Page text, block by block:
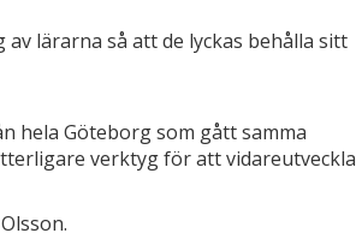
lärarna så att de lyckas behålla sitt
hela Göteborg som gått samma
verktyg för att vidareutveckla